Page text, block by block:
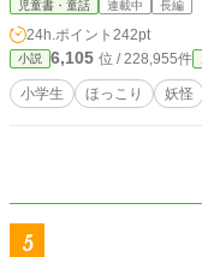
児童書・童話 連載中 長編
24h.ポイント 242pt
小説 6,105 位 / 228,955件
小学生 ほっこり 妖怪
5